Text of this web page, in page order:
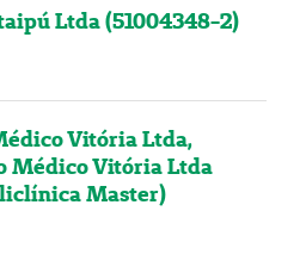
Ltda (51004348-2)
Vitória Ltda,
Médico Vitória Ltda
Master)